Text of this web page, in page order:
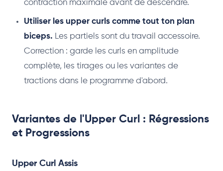
contraction maximale avant de descendre.
Utiliser les upper curls comme tout ton plan
biceps. Les partiels sont du travail accessoire.
Correction : garde les curls en amplitude
complète, les tirages ou les variantes de
tractions dans le programme d'abord.
Variantes de l'Upper Curl : Régressions
et Progressions
Upper Curl Assis